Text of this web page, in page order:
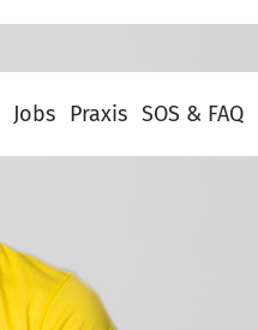
Jobs Praxis SOS & FAQ